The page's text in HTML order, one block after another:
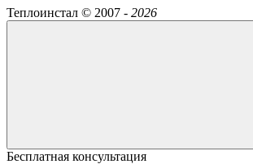
Теплоинстал © 2007 - 2026
Бесплатная консультация